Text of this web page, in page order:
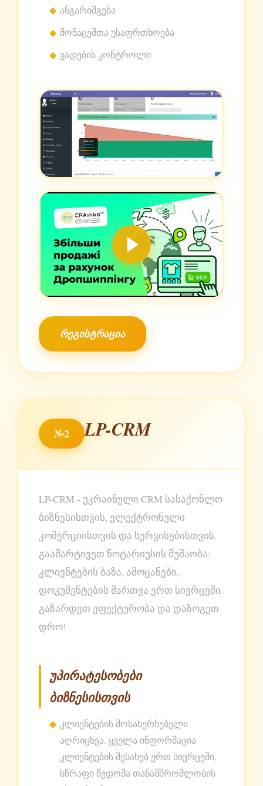
ანგარიშგება
მონაცემთა უსაფრთხოება
ვადების კონტროლი
რეგისტრაცია
№2 LP-CRM
LP-CRM - უკრაინული CRM სასაქონლო
ბიზნესისთვის, ელექტრონული
კომერციისთვის და სერვისებისთვის.
გაამარტივეთ ნოტარიუსის მუშაობა:
კლიენტების ბაზა, ამოცანები,
დოკუმენტების მართვა ერთ სივრცეში.
გაზარდეთ ეფექტურობა და დაზოგეთ
დრო!
უპირატესობები
ბიზნესისთვის
კლიენტების მოსახერხებელი
აღრიცხვა. ყველა ინფორმაცია
კლიენტების შესახებ ერთ სივრცეში,
სწრაფი წვდომა თანამშრომლობის